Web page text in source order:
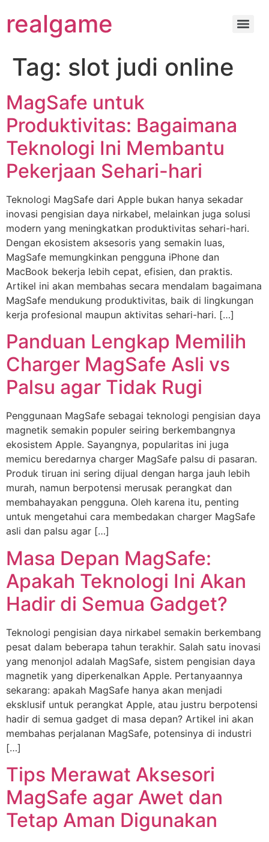
realgame
Tag: slot judi online
MagSafe untuk
Produktivitas: Bagaimana
Teknologi Ini Membantu
Pekerjaan Sehari-hari
Teknologi MagSafe dari Apple bukan hanya sekadar
inovasi pengisian daya nirkabel, melainkan juga solusi
modern yang meningkatkan produktivitas sehari-hari.
Dengan ekosistem aksesoris yang semakin luas,
MagSafe memungkinkan pengguna iPhone dan
MacBook bekerja lebih cepat, efisien, dan praktis.
Artikel ini akan membahas secara mendalam bagaimana
MagSafe mendukung produktivitas, baik di lingkungan
kerja profesional maupun aktivitas sehari-hari. […]
Panduan Lengkap Memilih
Charger MagSafe Asli vs
Palsu agar Tidak Rugi
Penggunaan MagSafe sebagai teknologi pengisian daya
magnetik semakin populer seiring berkembangnya
ekosistem Apple. Sayangnya, popularitas ini juga
memicu beredarnya charger MagSafe palsu di pasaran.
Produk tiruan ini sering dijual dengan harga jauh lebih
murah, namun berpotensi merusak perangkat dan
membahayakan pengguna. Oleh karena itu, penting
untuk mengetahui cara membedakan charger MagSafe
asli dan palsu agar […]
Masa Depan MagSafe:
Apakah Teknologi Ini Akan
Hadir di Semua Gadget?
Teknologi pengisian daya nirkabel semakin berkembang
pesat dalam beberapa tahun terakhir. Salah satu inovasi
yang menonjol adalah MagSafe, sistem pengisian daya
magnetik yang diperkenalkan Apple. Pertanyaannya
sekarang: apakah MagSafe hanya akan menjadi
eksklusif untuk perangkat Apple, atau justru berpotensi
hadir di semua gadget di masa depan? Artikel ini akan
membahas perjalanan MagSafe, potensinya di industri
[…]
Tips Merawat Aksesori
MagSafe agar Awet dan
Tetap Aman Digunakan